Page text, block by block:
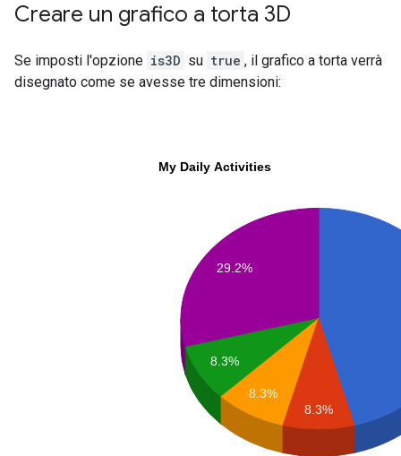
Creare un grafico a torta 3D
Se imposti l'opzione is3D su true , il grafico a torta verrà
disegnato come se avesse tre dimensioni: